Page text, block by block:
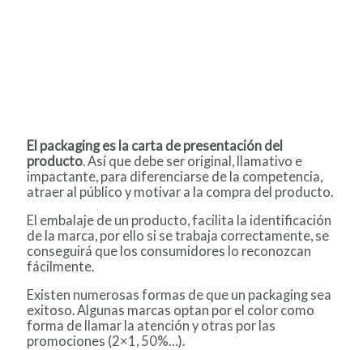
El packaging es la carta de presentación del
producto . Así que debe ser original, llamativo e
impactante, para diferenciarse de la competencia,
atraer al público y motivar a la compra del producto.
El embalaje de un producto, facilita la identificación
de la marca, por ello si se trabaja correctamente, se
conseguirá que los consumidores lo reconozcan
fácilmente.
Existen numerosas formas de que un packaging sea
exitoso. Algunas marcas optan por el color como
forma de llamar la atención y otras por las
promociones (2×1, 50%…).